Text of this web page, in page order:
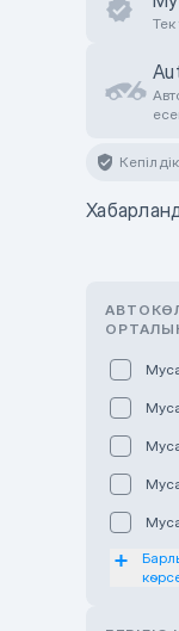
Тек